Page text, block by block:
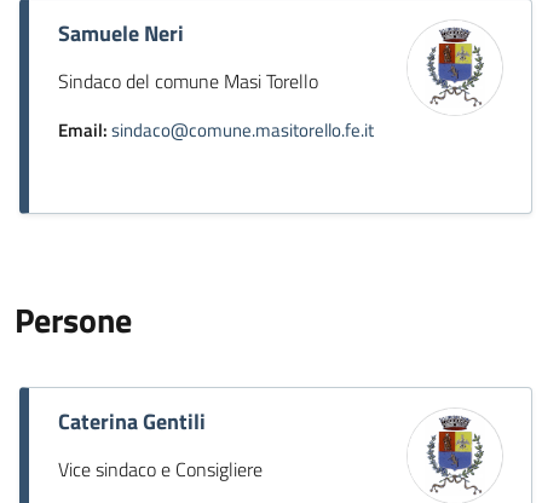
Samuele Neri
Sindaco del comune Masi Torello
Email:sindaco@comune.masitorello.fe.it
Persone
Caterina Gentili
Vice sindaco e Consigliere